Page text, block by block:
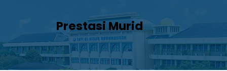
Prestasi Murid